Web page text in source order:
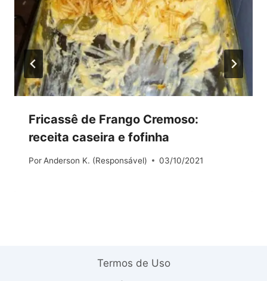
Fricassê de Frango Cremoso:
receita caseira e fofinha
Por Anderson K. (Responsável) 03/10/2021
Termos de Uso